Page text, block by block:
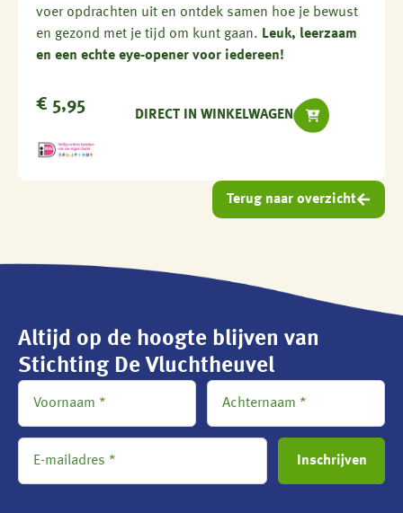
voer opdrachten uit en ontdek samen hoe je bewust
en gezond met je tijd om kunt gaan. Leuk, leerzaam
en een echte eye-opener voor iedereen!
€ 5,95
DIRECT IN WINKELWAGEN
Terug naar overzicht
Altijd op de hoogte blijven van
Stichting De Vluchtheuvel